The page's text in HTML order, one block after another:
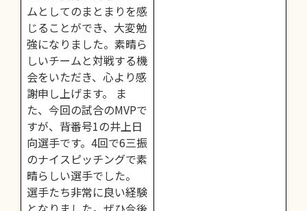
ムとしてのまとまりを感
じることができ、大変勉
強になりました。素晴ら
しいチームと対戦する機
会をいただき、心より感
謝申し上げます。 ま
た、今回の試合のMVPで
すが、背番号1の井上日
向選手です。4回で6三振
のナイスピッチングで素
晴らしい選手でした。
選手たち非常に良い経験